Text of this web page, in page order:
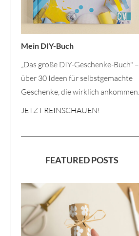
Mein DIY-Buch
„Das große DIY-Geschenke-Buch" –
über 30 Ideen für selbstgemachte
Geschenke, die wirklich ankommen.
JETZT REINSCHAUEN!
FEATURED POSTS